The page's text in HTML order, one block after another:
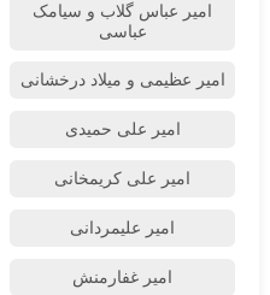
امیر عباس گلاب و سیامک
عباسی
امیر عظیمی و میلاد درخشانی
امیر علی حمیدی
امیر علی کریمخانی
امیر علیمردانی
امیر غفارمنش